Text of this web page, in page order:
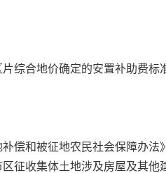
综合地价确定的安置补助费标
偿和被征地农民社会保障办
征收集体土地涉及房屋及其他